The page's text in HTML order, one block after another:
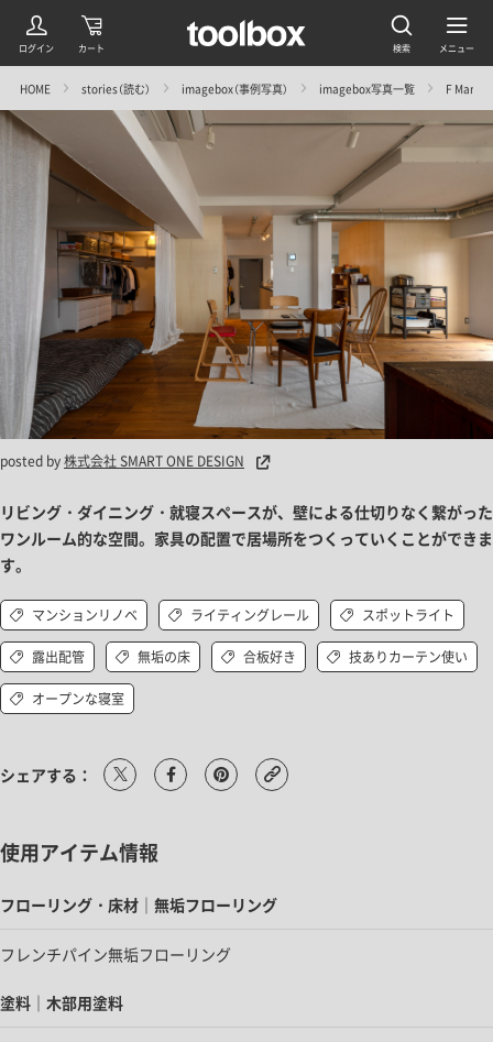
HOME stories（読む） imagebox（事例写真） imagebox写真一覧 F
posted by株式会社 SMART ONE DESIGN
リビング・ダイニング・就寝スペースが、壁による仕切りなく繋がった
ワンルーム的な空間。家具の配置で居場所をつくっていくことができま
す。
マンションリノベ ライティングレール スポットライト
露出配管 無垢の床 合板好き 技ありカーテン使い
オープンな寝室
シェアする：
使用アイテム情報
フローリング・床材｜無垢フローリング
フレンチパイン無垢フローリング
塗料｜木部用塗料